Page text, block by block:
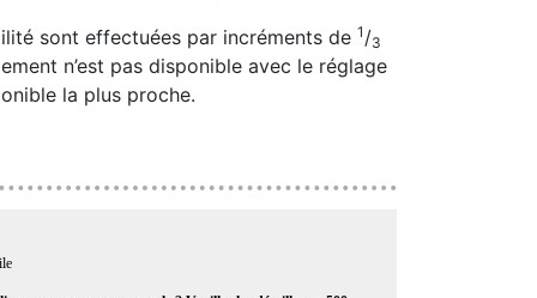
sont effectuées par incréments de 1 /3
n’est pas disponible avec le réglage
la plus proche.